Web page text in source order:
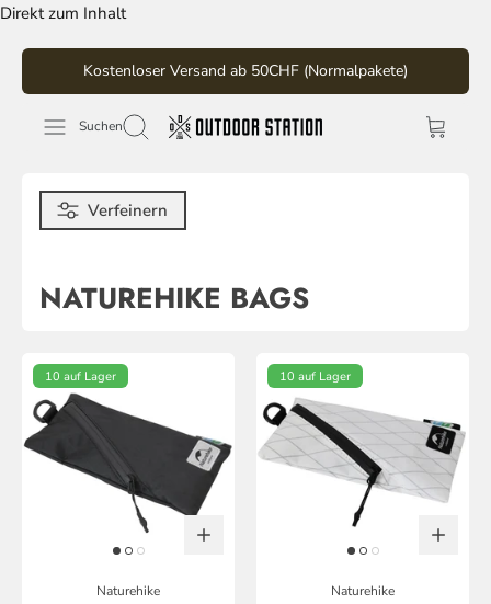
Direkt zum Inhalt
Kostenloser Versand ab 50CHF (Normalpakete)
Suchen
Verfeinern
NATUREHIKE BAGS
10 auf Lager
Naturehike
10 auf Lager
Naturehike